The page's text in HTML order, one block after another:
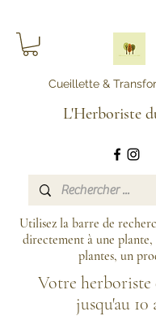
Cueillette &
L'Herboriste
Utilisez la barre de
directement à une plante,
plantes, un
Votre herboriste
jusqu'au 10